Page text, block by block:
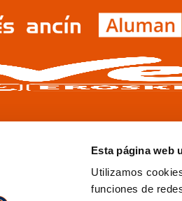
Esta página web
Utilizamos
funciones de